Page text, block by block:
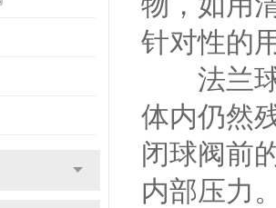
针对性的
法兰球
体内仍然
闭球阀前
内部压力